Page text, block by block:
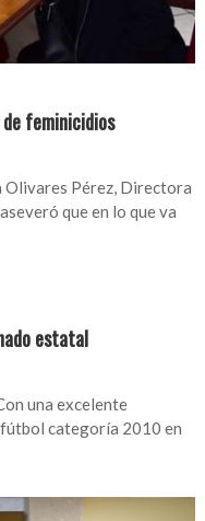
feminicidios
Olivares Pérez, Directora
que en lo que va
estatal
una excelente
categoría 2010 en